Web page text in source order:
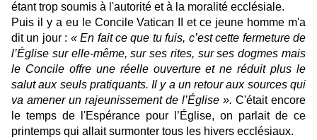
étant trop soumis à l'autorité et à la moralité ecclésiale.
Puis il y a eu le Concile Vatican II et ce jeune homme m'a
dit un jour : « En fait ce que tu fuis, c’est cette fermeture de
l’Église sur elle-même, sur ses rites, sur ses dogmes mais
le Concile offre une réelle ouverture et ne réduit plus le
salut aux seuls pratiquants. Il y a un retour aux sources qui
va amener un rajeunissement de l’Église ». C'était encore
le temps de l'Espérance pour l’Église, on parlait de ce
printemps qui allait surmonter tous les hivers ecclésiaux.